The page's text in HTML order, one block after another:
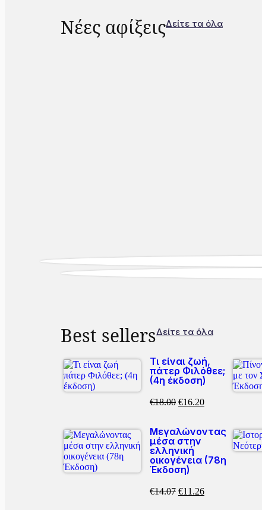
Νέες αφίξειςΔείτε τα όλα
Best sellersΔείτε τα όλα
Τι είναι ζωή,
πάτερ Φιλόθεε;
(4η έκδοση)
€18.00 €16.20
Μεγαλώνοντας
μέσα στην
ελληνική
οικογένεια (78η
Έκδοση)
€14.07 €11.26